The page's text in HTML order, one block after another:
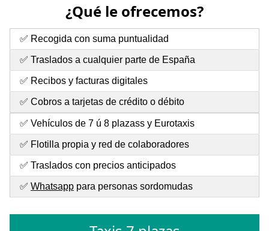
¿Qué le ofrecemos?
✅ Recogida con suma puntualidad
✅ Traslados a cualquier parte de España
✅ Recibos y facturas digitales
✅ Cobros a tarjetas de crédito o débito
✅ Vehículos de 7 ú 8 plazass y Eurotaxis
✅ Flotilla propia y red de colaboradores
✅ Traslados con precios anticipados
✅ Whatsapp para personas sordomudas